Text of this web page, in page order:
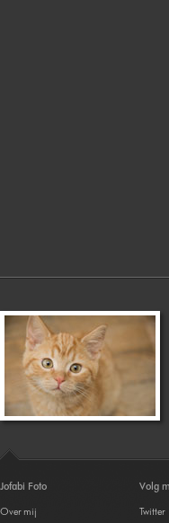
Jofabi Foto
Over mij
Volg
Twitter